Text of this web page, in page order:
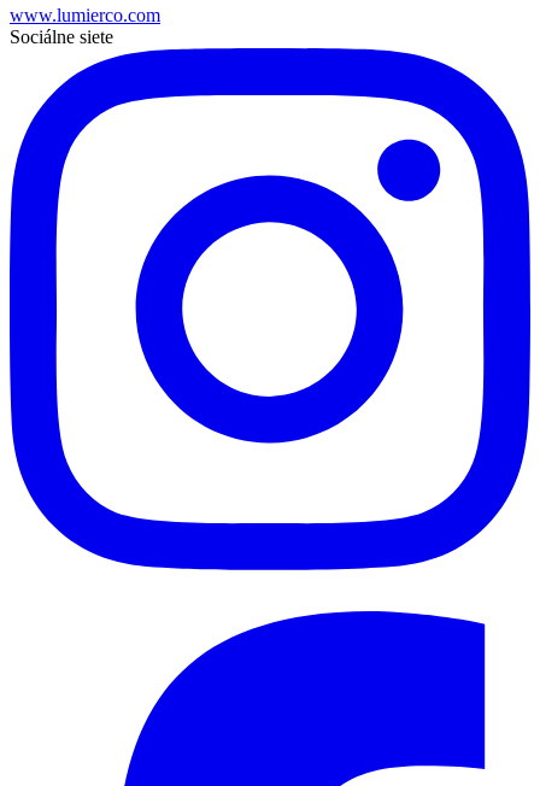
www.lumierco.com
Sociálne siete